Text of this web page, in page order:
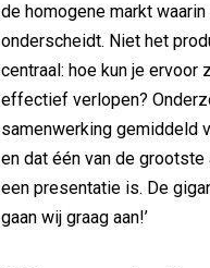
de homogene markt
onderscheidt. Niet het
centraal: hoe kun je
effectief verlopen?
samenwerking gemiddeld
en dat één van de grootste
een presentatie is. De
gaan wij graag aan!’